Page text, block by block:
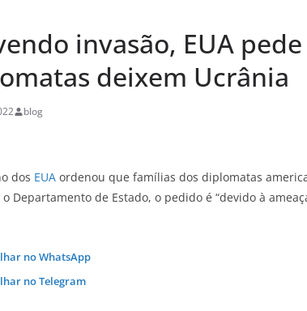
invasão, EUA
deixem Ucrânia
blog
dos EUA ordenou que famílias dos diplomatas
o Departamento de Estado, o pedido é “devido à
no WhatsApp
no Telegram